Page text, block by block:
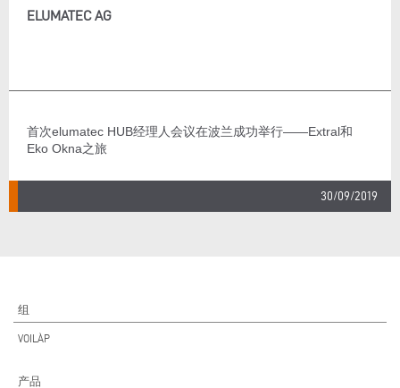
ELUMATEC AG
首次elumatec HUB经理人会议在波兰成功举行——Extral和
Eko Okna之旅
30/09/2019
组
VOILÀP
产品